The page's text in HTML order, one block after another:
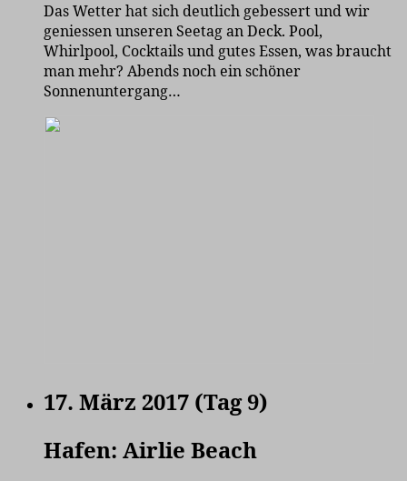
Das Wetter hat sich deutlich gebessert und wir
geniessen unseren Seetag an Deck. Pool,
Whirlpool, Cocktails und gutes Essen, was braucht
man mehr? Abends noch ein schöner
Sonnenuntergang…
17. März 2017 (Tag 9)
Hafen: Airlie Beach